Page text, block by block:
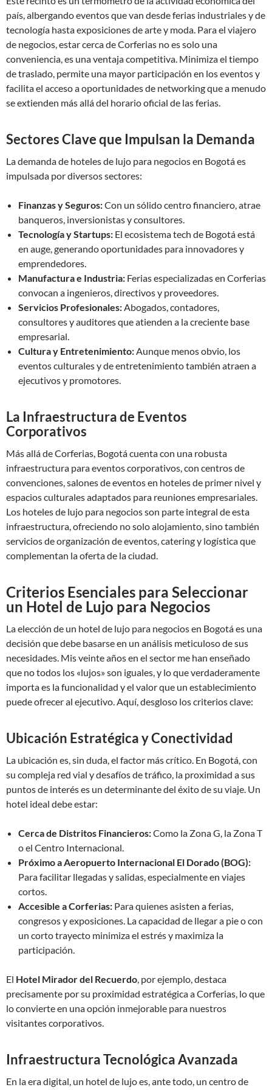
país, albergando eventos que van desde ferias industriales y de
tecnología hasta exposiciones de arte y moda. Para el viajero
de negocios, estar cerca de Corferias no es solo una
conveniencia, es una ventaja competitiva. Minimiza el tiempo
de traslado, permite una mayor participación en los eventos y
facilita el acceso a oportunidades de networking que a menudo
se extienden más allá del horario oficial de las ferias.
Sectores Clave que Impulsan la Demanda
La demanda de hoteles de lujo para negocios en Bogotá es
impulsada por diversos sectores:
Finanzas y Seguros:Con un sólido centro financiero, atrae
banqueros, inversionistas y consultores.
Tecnología y Startups: El ecosistema tech de Bogotá está
en auge, generando oportunidades para innovadores y
emprendedores.
Manufactura e Industria: Ferias especializadas en Corferias
convocan a ingenieros, directivos y proveedores.
Servicios Profesionales:Abogados, contadores,
consultores y auditores que atienden a la creciente base
empresarial.
Cultura y Entretenimiento:Aunque menos obvio, los
eventos culturales y de entretenimiento también atraen a
ejecutivos y promotores.
La Infraestructura de Eventos
Corporativos
Más allá de Corferias, Bogotá cuenta con una robusta
infraestructura para eventos corporativos, con centros de
convenciones, salones de eventos en hoteles de primer nivel y
espacios culturales adaptados para reuniones empresariales.
Los hoteles de lujo para negocios son parte integral de esta
infraestructura, ofreciendo no solo alojamiento, sino también
servicios de organización de eventos, catering y logística que
complementan la oferta de la ciudad.
Criterios Esenciales para Seleccionar
un Hotel de Lujo para Negocios
La elección de un hotel de lujo para negocios en Bogotá es una
decisión que debe basarse en un análisis meticuloso de sus
necesidades. Mis veinte años en el sector me han enseñado
que no todos los «lujos» son iguales, y lo que verdaderamente
importa es la funcionalidad y el valor que un establecimiento
puede ofrecer al ejecutivo. Aquí, desgloso los criterios clave:
Ubicación Estratégica y Conectividad
La ubicación es, sin duda, el factor más crítico. En Bogotá, con
su compleja red vial y desafíos de tráfico, la proximidad a sus
puntos de interés es un determinante del éxito de su viaje. Un
hotel ideal debe estar:
Cerca de Distritos Financieros:Como la Zona G, la Zona T
o el Centro Internacional.
Próximo a Aeropuerto Internacional El Dorado (BOG):
Para facilitar llegadas y salidas, especialmente en viajes
cortos.
Accesible a Corferias: Para quienes asisten a ferias,
congresos y exposiciones. La capacidad de llegar a pie o con
un corto trayecto minimiza el estrés y maximiza la
participación.
El Hotel Mirador del Recuerdo, por ejemplo, destaca
precisamente por su proximidad estratégica a Corferias, lo que
lo convierte en una opción inmejorable para nuestros
visitantes corporativos.
Infraestructura Tecnológica Avanzada
En la era digital, un hotel de lujo es, ante todo, un centro de